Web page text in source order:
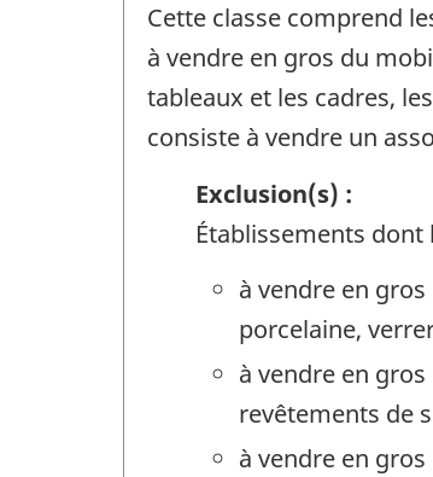
Cette classe comprend
à vendre en gros du
tableaux et les cadres,
consiste à vendre un
Exclusion(s) :
Établissements
à vendre en
porcelaine,
à vendre en
revêtements de
à vendre en